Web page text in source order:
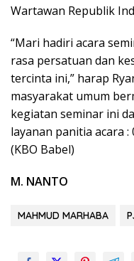
Wartawan Republik
“Mari hadiri acara
rasa persatuan dan
tercinta ini,” harap
masyarakat umum
kegiatan seminar ini
layanan panitia acara :
(KBO Babel)
M. NANTO
MAHMUD MARHABA